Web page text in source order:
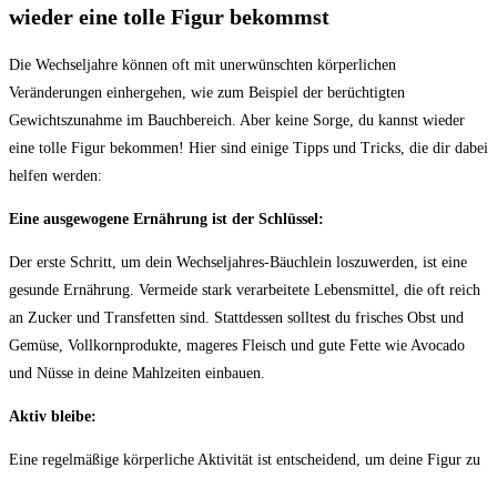
wieder eine tolle Figur bekommst
Die Wechseljahre können oft mit unerwünschten körperlichen
Veränderungen einhergehen, wie zum Beispiel der berüchtigten
Gewichtszunahme im Bauchbereich. Aber keine ⁤Sorge, du kannst ⁣wieder
eine ‍tolle Figur bekommen! Hier sind ⁣einige Tipps und‍ Tricks, die dir dabei
helfen werden:
Eine ausgewogene Ernährung ist⁢ der Schlüssel:
Der erste Schritt, um dein Wechseljahres-Bäuchlein ​loszuwerden, ist eine⁢
gesunde Ernährung. Vermeide stark verarbeitete Lebensmittel, die oft reich
an⁢ Zucker und Transfetten sind. Stattdessen solltest ​du frisches⁣ Obst und
‌Gemüse, Vollkornprodukte, ⁤mageres Fleisch und ⁣gute ‌Fette⁤ wie Avocado
und Nüsse in ⁢deine Mahlzeiten einbauen.
Aktiv bleibe:
Eine regelmäßige körperliche Aktivität ist entscheidend, um deine ⁣Figur zu